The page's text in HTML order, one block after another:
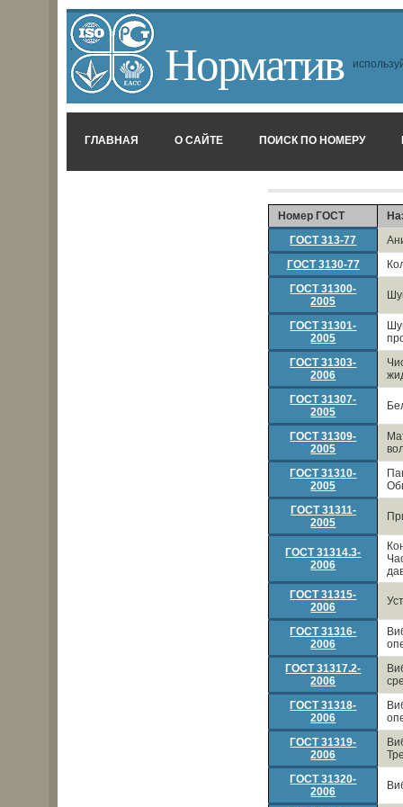
Норматив
ГЛАВНАЯ О САЙТЕ ПОИСК ПО НОМЕРУ
Номер ГОСТ
ГОСТ 313-77
ГОСТ 3130-77
ГОСТ 31300-
2005
ГОСТ 31301-
2005
ГОСТ 31303-
2006
ГОСТ 31307-
2005
ГОСТ 31309-
2005
ГОСТ 31310-
2005
ГОСТ 31311-
2005
ГОСТ 31314.3-
2006
ГОСТ 31315-
2006
ГОСТ 31316-
2006
ГОСТ 31317.2-
2006
ГОСТ 31318-
2006
ГОСТ 31319-
2006
ГОСТ 31320-
2006